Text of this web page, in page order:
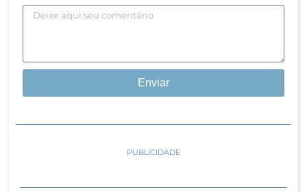
Enviar
PUBLICIDADE